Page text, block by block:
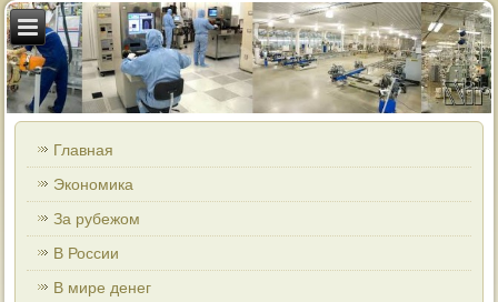
Главная
Экономика
За рубежом
В России
В мире денег